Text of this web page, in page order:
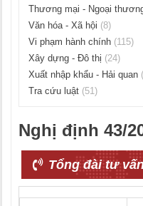
Thương mại - Ngoại
Văn hóa - Xã hội (8)
Vi phạm hành chính (115)
Xây dựng - Đô thị (24)
Xuất nhập khẩu - Hải quan
Tra cứu luật (51)
Nghị định 43/
Tổng đài tư